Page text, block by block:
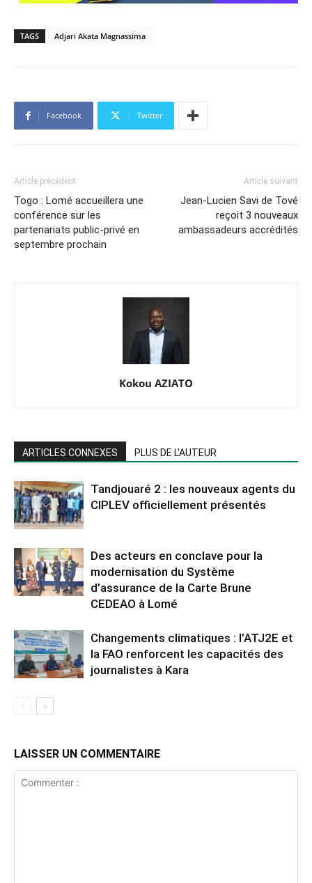
TAGS Adjari Akata Magnassima
Facebook Twitter
Article précédent
Togo : Lomé accueillera une
conférence sur les
partenariats public-privé en
septembre prochain
Article suivant
Jean-Lucien Savi de Tové
reçoit 3 nouveaux
ambassadeurs accrédités
Kokou AZIATO
ARTICLES CONNEXES PLUS DE L'AUTEUR
Tandjouaré 2 : les nouveaux agents du
CIPLEV officiellement présentés
Des acteurs en conclave pour la
modernisation du Système
d’assurance de la Carte Brune
CEDEAO à Lomé
Changements climatiques : l’ATJ2E et
la FAO renforcent les capacités des
journalistes à Kara
LAISSER UN COMMENTAIRE